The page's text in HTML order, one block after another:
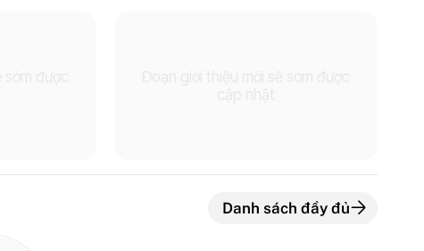
Danh sách đầy đủ